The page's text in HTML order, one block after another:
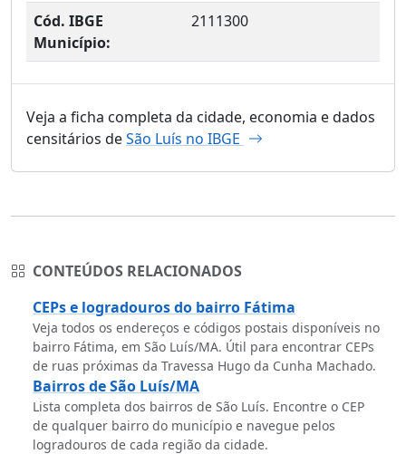
Cód. IBGE
Município:
2111300
Veja a ficha completa da cidade, economia e dados
censitários deSão Luís no IBGE
CONTEÚDOS RELACIONADOS
CEPs e logradouros do bairro Fátima
Veja todos os endereços e códigos postais disponíveis no
bairro Fátima, em São Luís/MA. Útil para encontrar CEPs
de ruas próximas da Travessa Hugo da Cunha Machado.
Bairros de São Luís/MA
Lista completa dos bairros de São Luís. Encontre o CEP
de qualquer bairro do município e navegue pelos
logradouros de cada região da cidade.